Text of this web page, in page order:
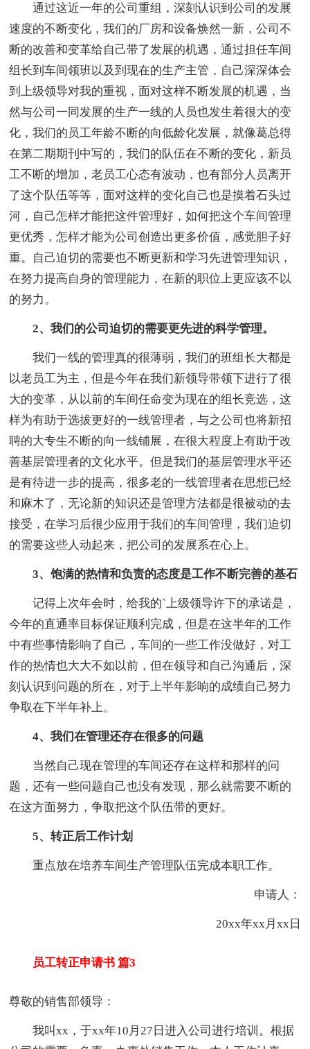
通过这近一年的公司重组，深刻认识到公司的发展
速度的不断变化，我们的厂房和设备焕然一新，公司不
断的改善和变革给自己带了发展的机遇，通过担任车间
组长到车间领班以及到现在的生产主管，自己深深体会
到上级领导对我的重视，面对这样不断发展的机遇，当
然与公司一同发展的生产一线的人员也发生着很大的变
化，我们的员工年龄不断的向低龄化发展，就像葛总得
在第二期期刊中写的，我们的队伍在不断的变化，新员
工不断的增加，老员工心态有波动，也有部分人员离开
了这个队伍等等，面对这样的变化自己也是摸着石头过
河，自己怎样才能把这件管理好，如何把这个车间管理
更优秀，怎样才能为公司创造出更多价值，感觉胆子好
重。自己迫切的需要也不断更新和学习先进管理知识，
在努力提高自身的管理能力，在新的职位上更应该不以
的努力。
2、我们的公司迫切的需要更先进的科学管理。
我们一线的管理真的很薄弱，我们的班组长大都是
以老员工为主，但是今年在我们新领导带领下进行了很
大的变革，从以前的车间任命变为现在的组长竞选，这
样为有助于选拔更好的一线管理者，与之公司也将新招
聘的大专生不断的向一线铺展，在很大程度上有助于改
善基层管理者的文化水平。但是我们的基层管理水平还
是有待进一步的提高，很多老的一线管理者在思想已经
和麻木了，无论新的知识还是管理方法都是很被动的去
接受，在学习后很少应用于我们的车间管理，我们迫切
的需要这些人动起来，把公司的发展系在心上。
3、饱满的热情和负责的态度是工作不断完善的基石
记得上次年会时，给我的`上级领导许下的承诺是，
今年的直通率目标保证顺利完成，但是在这半年的工作
中有些事情影响了自己，车间的一些工作没做好，对工
作的热情也大大不如以前，但在领导和自己沟通后，深
刻认识到问题的所在，对于上半年影响的成绩自己努力
争取在下半年补上。
4、我们在管理还存在很多的问题
当然自己现在管理的车间还存在这样和那样的问
题，还有一些问题自己也没有发现，那么就需要不断的
在这方面努力，争取把这个队伍带的更好。
5、转正后工作计划
重点放在培养车间生产管理队伍完成本职工作。
申请人：
20xx年xx月xx日
员工转正申请书 篇3
尊敬的销售部领导：
我叫xx，于xx年10月27日进入公司进行培训。根据